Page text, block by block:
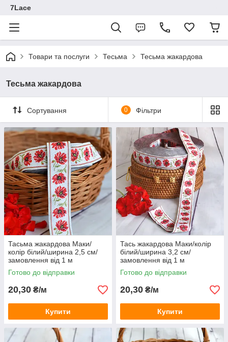
7Lace
Товари та послуги Тесьма Тесьма жакардова
Тесьма жакардова
Сортування 0 Фільтри
Тасьма жакардова Маки/
колір білий/ширина 2,5 см/
замовлення від 1 м
Готово до відправки
20,30 ₴/м
Купити
Тась жакардова Маки/колір
білий/ширина 3,2 см/
замовлення від 1 м
Готово до відправки
20,30 ₴/м
Купити